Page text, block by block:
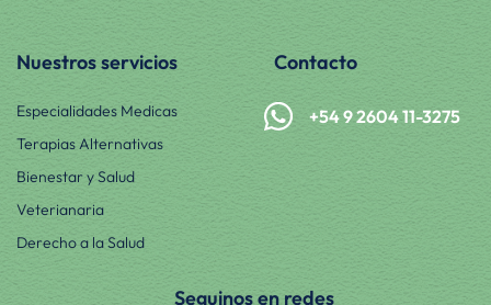
Nuestros servicios
Especialidades Medicas
Terapias Alternativas
Bienestar y Salud
Veterianaria
Derecho a la Salud
Contacto
+54 9 2604 11-3275
Seguinos en redes